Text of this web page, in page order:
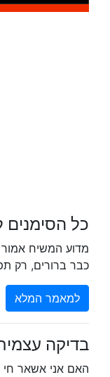
כל
מדוע המשיח אמור
כבר ברורים, רק
למאמר המלא
בדיקה
האם אני אשאר חי